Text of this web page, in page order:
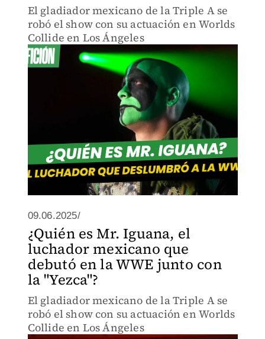
El gladiador mexicano de la Triple A se
robó el show con su actuación en Worlds
Collide en Los Ángeles
09.06.2025/
¿Quién es Mr. Iguana, el
luchador mexicano que
debutó en la WWE junto con
la "Yezca"?
El gladiador mexicano de la Triple A se
robó el show con su actuación en Worlds
Collide en Los Ángeles